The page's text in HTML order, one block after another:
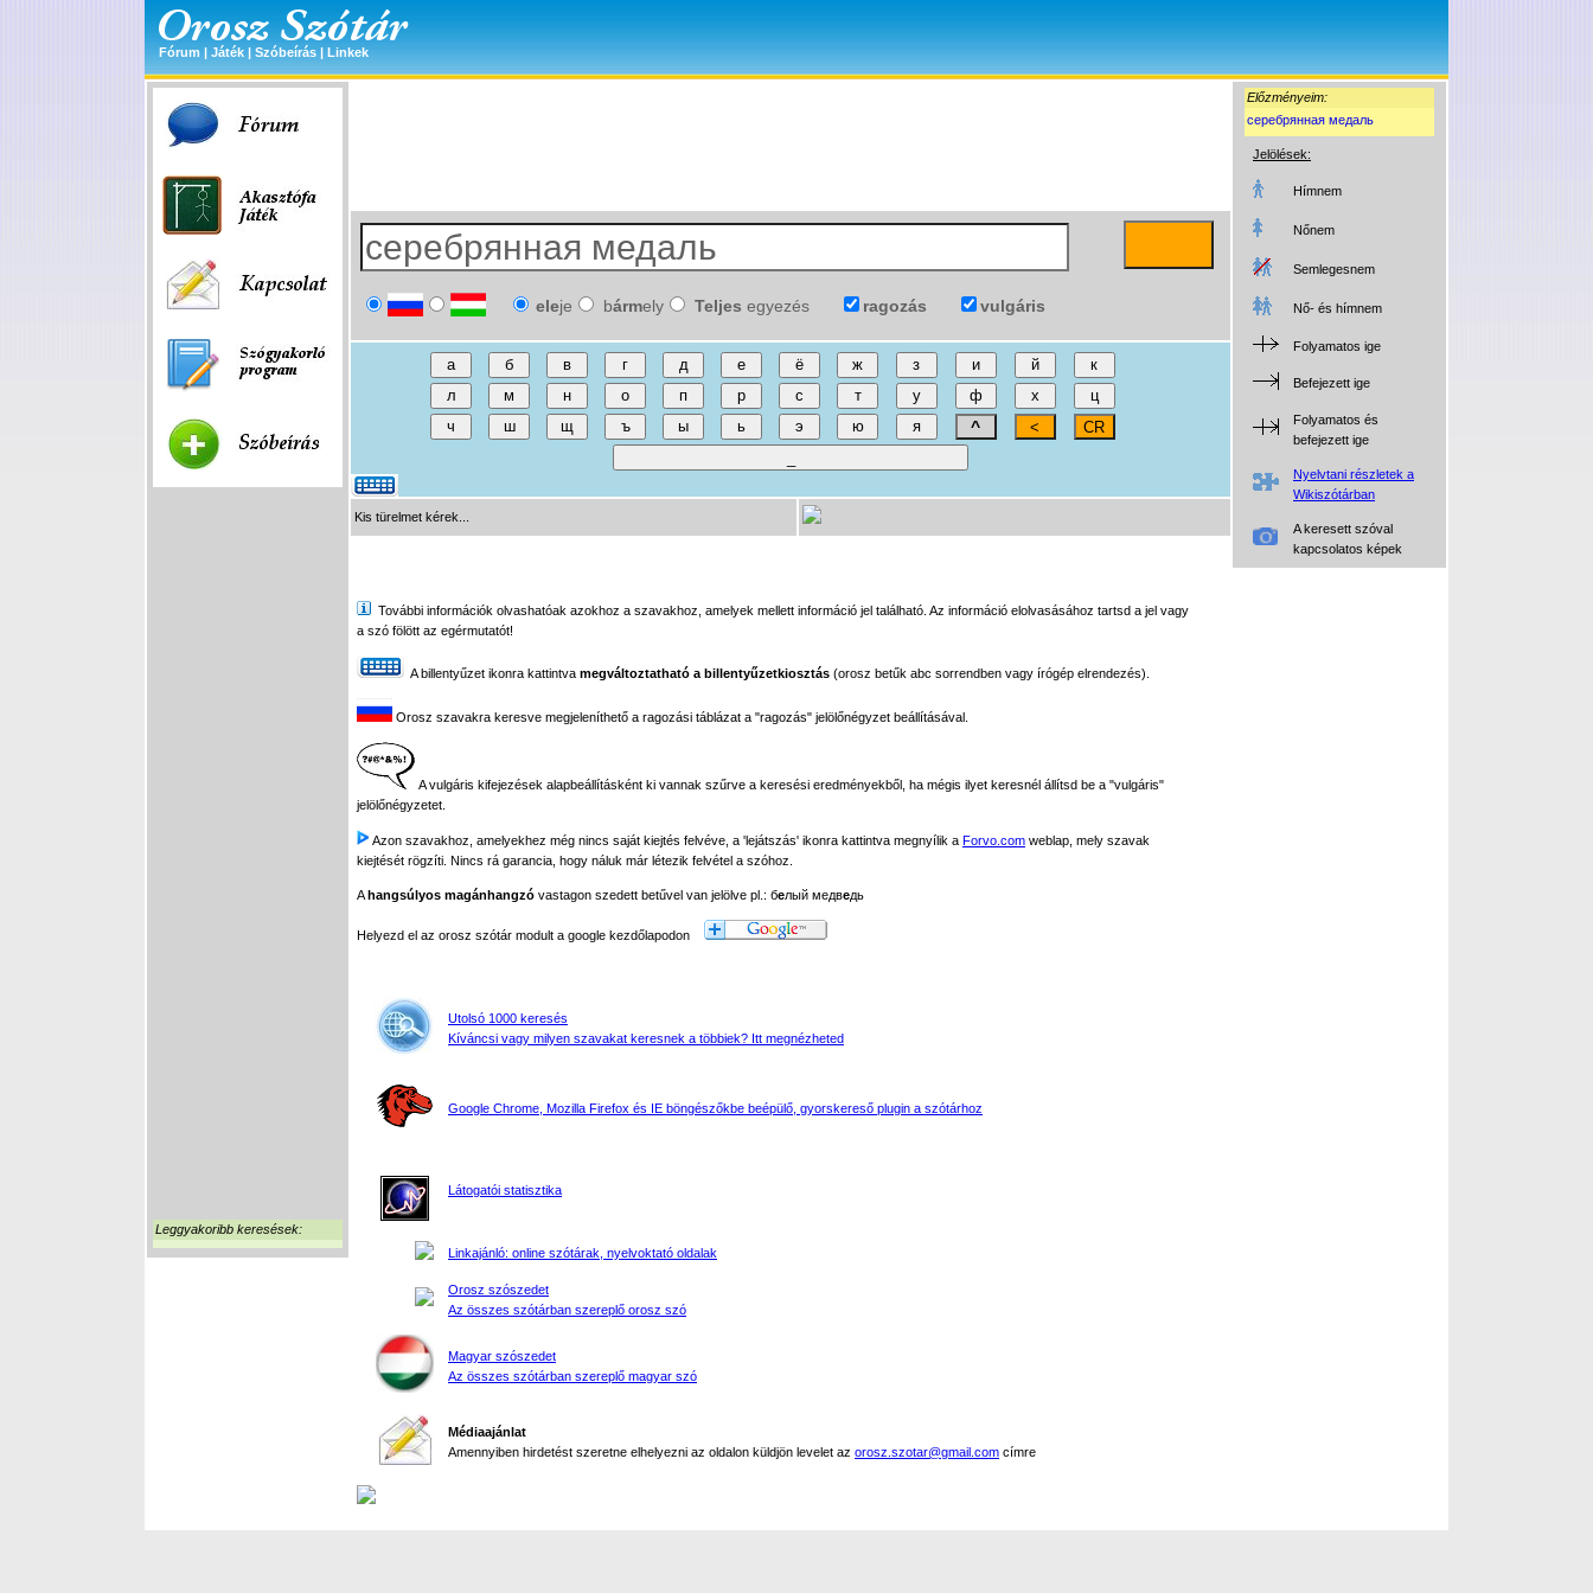
Fórum | Játék | Szóbeírás | Linkek
Előzményeim:
серебрянная медаль
Jelölések:
Hímnem
Nőnem
Semlegesnem
Nő- és hímnem
Folyamatos ige
Befejezett ige
Folyamatos és
befejezett ige
Nyelvtani részletek a
Wikiszótárban
A keresett szóval
kapcsolatos képek
Leggyakoribb keresések:
eleje bármely Teljes egyezés ragozás vulgáris
Kis türelmet kérek...
További információk olvashatóak azokhoz a szavakhoz, amelyek mellett információ jel található. Az információ elolvasásához tartsd a jel vagy
a szó fölött az egérmutatót!
A billentyűzet ikonra kattintva megváltoztatható a billentyűzetkiosztás (orosz betűk abc sorrendben vagy írógép elrendezés).
Orosz szavakra keresve megjeleníthető a ragozási táblázat a "ragozás" jelölőnégyzet beállításával.
A vulgáris kifejezések alapbeállításként ki vannak szűrve a keresési eredményekből, ha mégis ilyet keresnél állítsd be a "vulgáris"
jelölőnégyzetet.
Azon szavakhoz, amelyekhez még nincs saját kiejtés felvéve, a 'lejátszás' ikonra kattintva megnyílik a Forvo.com weblap, mely szavak
kiejtését rögzíti. Nincs rá garancia, hogy náluk már létezik felvétel a szóhoz.
Ahangsúlyos magánhangzó vastagon szedett betűvel van jelölve pl.: белый медведь
Helyezd el az orosz szótár modult a google kezdőlapodon
Utolsó 1000 keresés
Kíváncsi vagy milyen szavakat keresnek a többiek? Itt megnézheted
Google Chrome, Mozilla Firefox és IE böngészőkbe beépülő, gyorskereső plugin a szótárhoz
Látogatói statisztika
Linkajánló: online szótárak, nyelvoktató oldalak
Orosz szószedet
Az összes szótárban szereplő orosz szó
Magyar szószedet
Az összes szótárban szereplő magyar szó
Médiaajánlat
Amennyiben hirdetést szeretne elhelyezni az oldalon küldjön levelet az orosz.szotar@gmail.com címre